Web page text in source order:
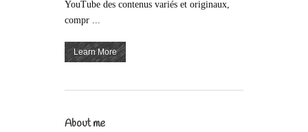
YouTube des contenus variés et originaux,
compr ...
Learn More
About me